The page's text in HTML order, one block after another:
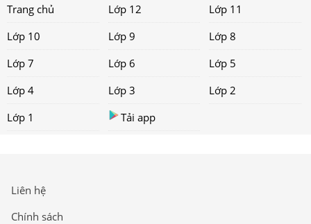
Trang chủ Lớp 12
Lớp 11
Lớp 10
Lớp 9
Lớp 8
Lớp 7
Lớp 6
Lớp 5
Lớp 4
Lớp 3
Lớp 2
Lớp 1
Tải app
Liên hệ
Chính sách